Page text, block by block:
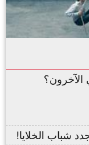
شباب الخلايا!